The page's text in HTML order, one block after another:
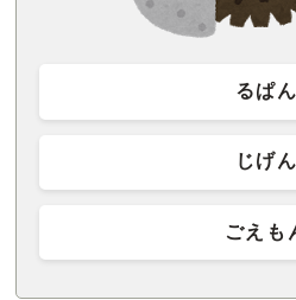
るぱん
じげん
ごえも